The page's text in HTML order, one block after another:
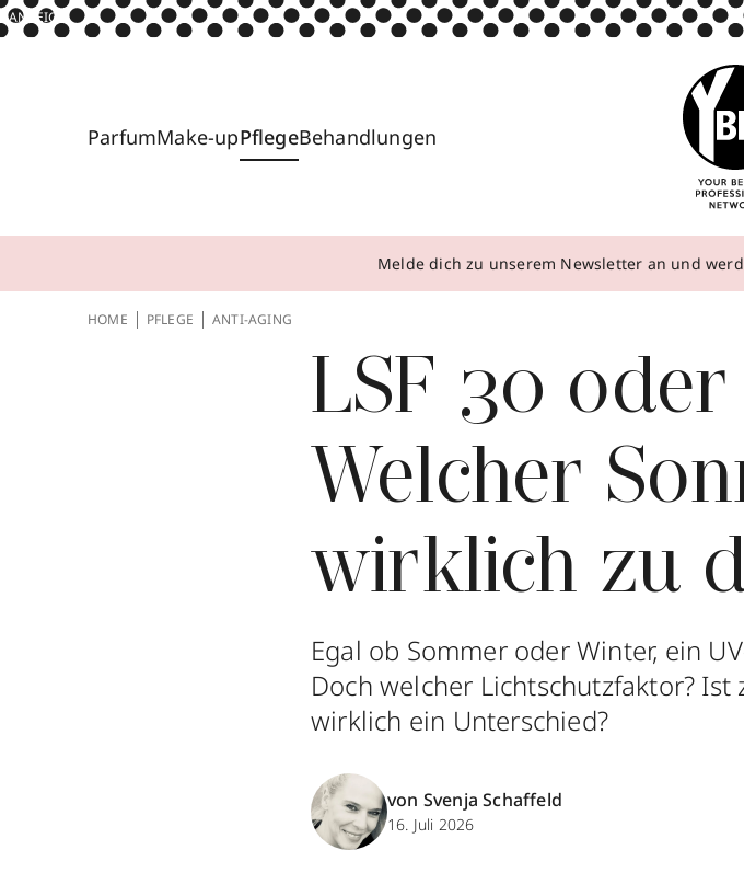
ANZEIGE
ParfumMake-upPflegeBehandlungen
Melde dich zu unserem Newsletter an und
HOME PFLEGE ANTI-AGING
LSF 30 oder
Welcher
wirklich zu
Egal ob Sommer oder Winter, ein
Doch welcher Lichtschutzfaktor? Ist
wirklich ein Unterschied?
von Svenja Schaffeld
16. Juli 2026